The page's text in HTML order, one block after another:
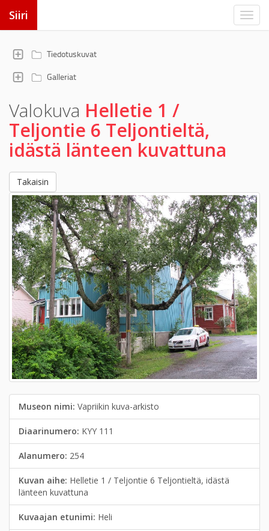
Siiri
Tiedotuskuvat
Galleriat
Valokuva Helletie 1 /
Teljontie 6 Teljontieltä,
idästä länteen kuvattuna
Takaisin
Museon nimi: Vapriikin kuva-arkisto
Diaarinumero: KYY 111
Alanumero: 254
Kuvan aihe: Helletie 1 / Teljontie 6 Teljontieltä, idästä
länteen kuvattuna
Kuvaajan etunimi: Heli